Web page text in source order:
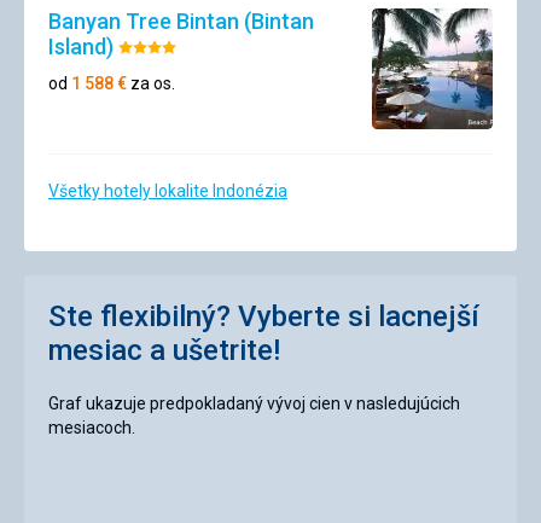
Banyan Tree Bintan (Bintan
Island)Hodnotenie:
4/5
od 1 588€ za os.
Všetky hotely lokalite Indonézia
Ste flexibilný? Vyberte si lacnejší
mesiac a ušetrite!
Graf ukazuje predpokladaný vývoj cien v nasledujúcich
mesiacoch.